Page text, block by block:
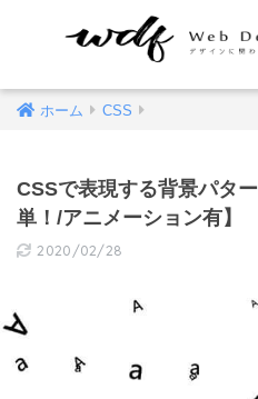
ホーム CSS
CSSで表現する背景パタ
単！/アニメーション有】
2020/02/28